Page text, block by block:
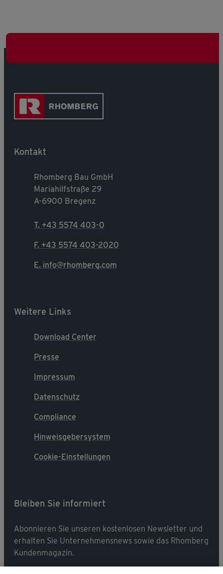
Kontakt
Rhomberg Bau GmbH
Mariahilfstraße 29
A-6900 Bregenz
T. +43 5574 403-0
F. +43 5574 403-2020
E. info@rhomberg.com
Weitere Links
Download Center
Presse
Impressum
Datenschutz
Compliance
Hinweisgebersystem
Cookie-Einstellungen
Bleiben Sie informiert
Abonnieren Sie unseren kostenlosen Newsletter und
erhalten Sie Unternehmensnews sowie das Rhomberg
Kundenmagazin.